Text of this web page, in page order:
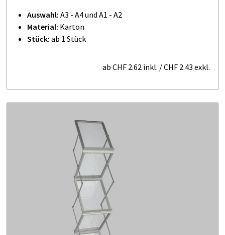
Auswahl: A3 - A4 und A1 - A2
Material: Karton
Stück: ab 1 Stück
ab CHF 2.62 inkl. /CHF 2.43 exkl.